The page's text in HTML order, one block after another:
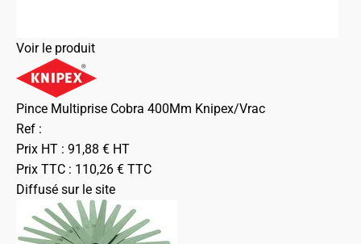
Voir le produit
Pince Multiprise Cobra 400Mm Knipex/Vrac
Ref :
Prix HT : 91,88 € HT
Prix TTC : 110,26 € TTC
Diffusé sur le site